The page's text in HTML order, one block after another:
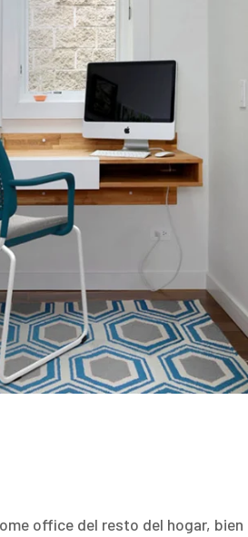
office del resto del hogar, bien